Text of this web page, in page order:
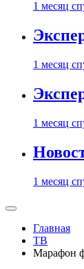
1 месяц
1 месяц
1 месяц
1 месяц
Главная
ТВ
Марафон